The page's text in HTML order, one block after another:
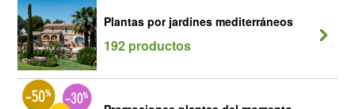
Plantas por jardines mediterráneos
192 productos